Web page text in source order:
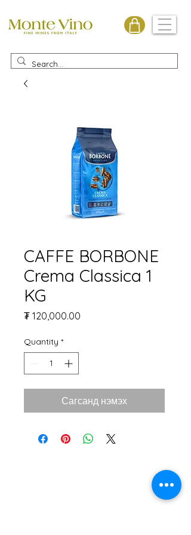
Monte Vino
CAFFE BORBONE
Crema Classica 1
KG
₮ 120,000.00
Quantity *
Сагсанд нэмэх